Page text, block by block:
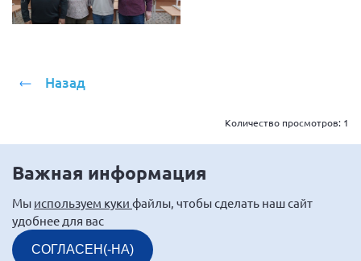
Республика Калмыкия
г. Санкт-Петербург
Самарская область СОРС
Самарская область ПРИЗМА
Самарская область СГОРС
Свердловская область
Смоленская область
Назад
Количество просмотров: 1
Важная информация
Мы используем куки файлы, чтобы сделать наш сайт
удобнее для вас
СОГЛАСЕН(-НА)